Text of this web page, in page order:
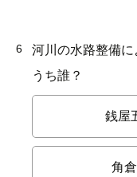
6
河川の水路整備
うち誰？
銭屋
角